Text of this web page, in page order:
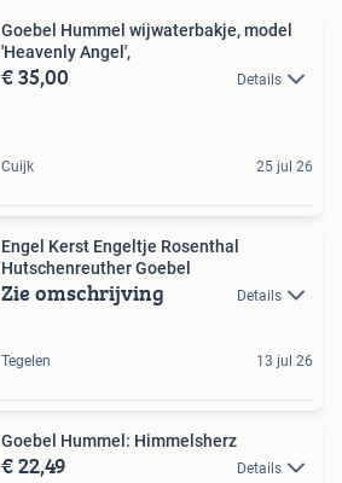
Goebel Hummel wijwaterbakje, model
'Heavenly Angel',
€ 35,00 Details
Cuijk 25 jul 26
Engel Kerst Engeltje Rosenthal
Hutschenreuther Goebel
Zie omschrijving Details
Tegelen 13 jul 26
Goebel Hummel: Himmelsherz
€ 22,49 Details